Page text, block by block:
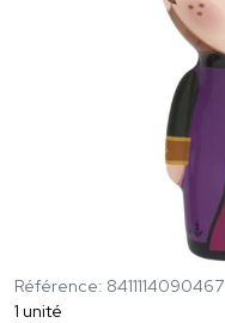
Référence: 8411114090467
1 unité